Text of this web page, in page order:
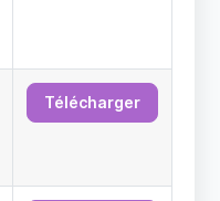
Télécharger